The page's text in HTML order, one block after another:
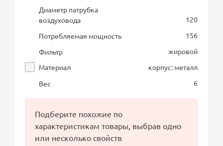
Диаметр патрубка
воздуховода
120
Потребляемая мощность
156
Фильтр
жировой
Материал
корпус: металл
Вес
6
Подберите похожие по
характеристикам товары, выбрав одно
или несколько свойств